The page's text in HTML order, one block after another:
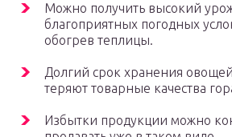
Можно получить высокий
благоприятных погодных
обогрев теплицы.
Долгий срок хранения
теряют товарные качества
Избытки продукции можно